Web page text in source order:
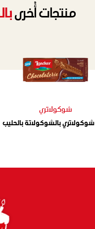
منتجات أُخرى
شوكولاتري
بالشوكولاتة بالحليب